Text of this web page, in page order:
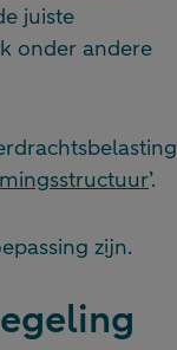
juiste
onder andere
’.
zijn.